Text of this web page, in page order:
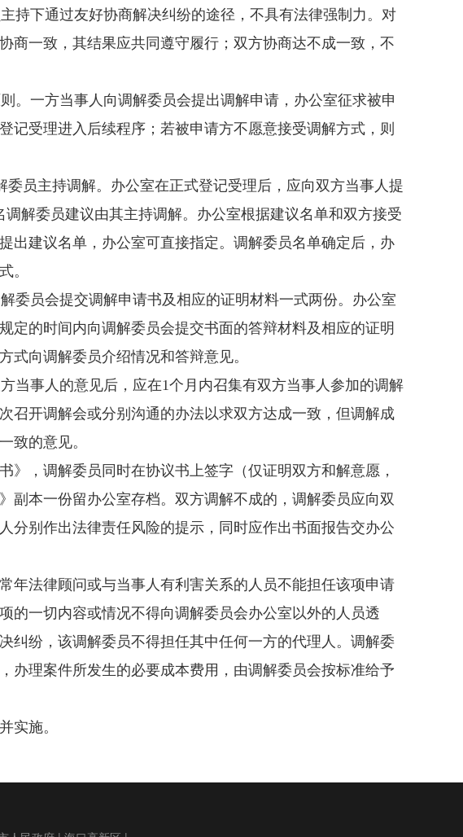
下通过友好协商解决纠纷的途径，不具有法律强制力。对
商一致，其结果应共同遵守履行；双方协商达不成一致，不
一方当事人向调解委员会提出调解申请，办公室征求被申
记受理进入后续程序；若被申请方不愿意接受调解方式，则
员主持调解。办公室在正式登记受理后，应向双方当事人提
解委员建议由其主持调解。办公室根据建议名单和双方接受
出建议名单，办公室可直接指定。调解委员名单确定后，办
。
员会提交调解申请书及相应的证明材料一式两份。办公室
定的时间内向调解委员会提交书面的答辩材料及相应的证明
式向调解委员介绍情况和答辩意见。
事人的意见后，应在1个月内召集有双方当事人参加的调解
召开调解会或分别沟通的办法以求双方达成一致，但调解成
致的意见。
，调解委员同时在协议书上签字（仅证明双方和解意愿，
副本一份留办公室存档。双方调解不成的，调解委员应向双
分别作出法律责任风险的提示，同时应作出书面报告交办公
年法律顾问或与当事人有利害关系的人员不能担任该项申请
的一切内容或情况不得向调解委员会办公室以外的人员透
纠纷，该调解委员不得担任其中任何一方的代理人。调解委
办理案件所发生的必要成本费用，由调解委员会按标准给予
实施。